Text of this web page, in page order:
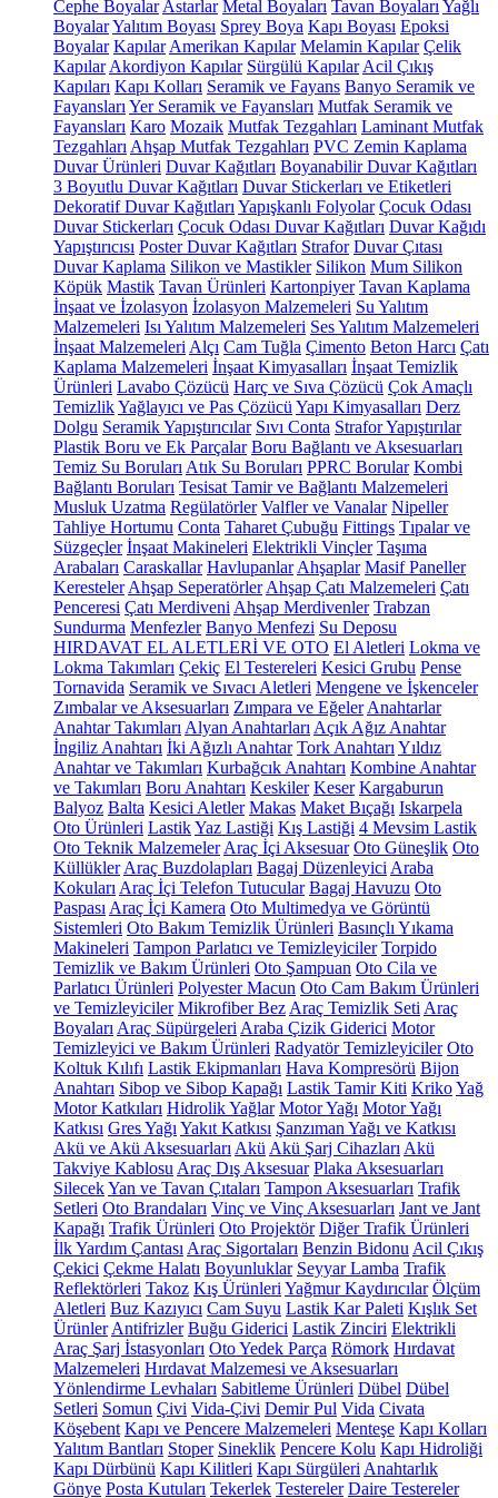
Cephe Boyalar Astarlar Metal Boyaları Tavan Boyaları Yağlı
BoyalarYalıtım Boyası Sprey Boya Kapı Boyası Epoksi
Boyalar Kapılar Amerikan Kapılar Melamin Kapılar Çelik
Kapılar Akordiyon Kapılar Sürgülü Kapılar Acil Çıkış
Kapıları Kapı Kolları Seramik ve Fayans Banyo Seramik ve
Fayansları Yer Seramik ve Fayansları Mutfak Seramik ve
Fayansları Karo Mozaik Mutfak Tezgahları Laminant Mutfak
Tezgahları Ahşap Mutfak Tezgahları PVC Zemin Kaplama
Duvar Ürünleri Duvar Kağıtları Boyanabilir Duvar Kağıtları
3 Boyutlu Duvar Kağıtları Duvar Stickerları ve Etiketleri
Dekoratif Duvar Kağıtları Yapışkanlı Folyolar Çocuk Odası
Duvar Stickerları Çocuk Odası Duvar Kağıtları Duvar Kağıdı
Yapıştırıcısı Poster Duvar Kağıtları Strafor Duvar Çıtası
Duvar Kaplama Silikon ve Mastikler Silikon Mum Silikon
Köpük Mastik Tavan Ürünleri Kartonpiyer Tavan Kaplama
İnşaat ve İzolasyon İzolasyon Malzemeleri Su Yalıtım
Malzemeleri Isı Yalıtım Malzemeleri Ses Yalıtım Malzemeleri
İnşaat Malzemeleri Alçı Cam Tuğla Çimento Beton Harcı Çatı
Kaplama Malzemeleri İnşaat Kimyasalları İnşaat Temizlik
Ürünleri Lavabo Çözücü Harç ve Sıva Çözücü Çok Amaçlı
TemizlikYağlayıcı ve Pas Çözücü Yapı Kimyasalları Derz
Dolgu Seramik Yapıştırıcılar Sıvı Conta Strafor Yapıştırılar
Plastik Boru ve Ek Parçalar Boru Bağlantı ve Aksesuarları
Temiz Su Boruları Atık Su Boruları PPRC Borular Kombi
Bağlantı Boruları Tesisat Tamir ve Bağlantı Malzemeleri
Musluk Uzatma Regülatörler Valfler ve Vanalar Nipeller
Tahliye Hortumu Conta Taharet Çubuğu Fittings Tıpalar ve
Süzgeçler İnşaat Makineleri Elektrikli Vinçler Taşıma
Arabaları Caraskallar Havlupanlar Ahşaplar Masif Paneller
Keresteler Ahşap Seperatörler Ahşap Çatı Malzemeleri Çatı
Penceresi Çatı Merdiveni Ahşap Merdivenler Trabzan
Sundurma Menfezler Banyo Menfezi Su Deposu
HIRDAVAT EL ALETLERİ VE OTO El Aletleri Lokma ve
Lokma Takımları Çekiç El Testereleri Kesici Grubu Pense
Tornavida Seramik ve Sıvacı Aletleri Mengene ve İşkenceler
Zımbalar ve Aksesuarları Zımpara ve Eğeler Anahtarlar
Anahtar Takımları Alyan Anahtarları Açık Ağız Anahtar
İngiliz Anahtarı İki Ağızlı Anahtar Tork Anahtarı Yıldız
Anahtar ve Takımları Kurbağcık Anahtarı Kombine Anahtar
ve Takımları Boru Anahtarı Keskiler Keser Kargaburun
Balyoz Balta Kesici Aletler Makas Maket Bıçağı Iskarpela
Oto Ürünleri LastikYaz Lastiği Kış Lastiği 4 Mevsim Lastik
Oto Teknik Malzemeler Araç İçi Aksesuar Oto Güneşlik Oto
Küllükler Araç Buzdolapları Bagaj Düzenleyici Araba
Kokuları Araç İçi Telefon Tutucular Bagaj Havuzu Oto
Paspası Araç İçi Kamera Oto Multimedya ve Görüntü
Sistemleri Oto Bakım Temizlik Ürünleri Basınçlı Yıkama
Makineleri Tampon Parlatıcı ve Temizleyiciler Torpido
Temizlik ve Bakım Ürünleri Oto Şampuan Oto Cila ve
Parlatıcı Ürünleri Polyester Macun Oto Cam Bakım Ürünleri
ve Temizleyiciler Mikrofiber Bez Araç Temizlik Seti Araç
Boyaları Araç Süpürgeleri Araba Çizik Giderici Motor
Temizleyici ve Bakım Ürünleri Radyatör Temizleyiciler Oto
Koltuk Kılıfı Lastik Ekipmanları Hava Kompresörü Bijon
Anahtarı Sibop ve Sibop Kapağı Lastik Tamir Kiti KrikoYağ
Motor Katkıları Hidrolik Yağlar Motor Yağı Motor Yağı
Katkısı Gres Yağı Yakıt Katkısı Şanzıman Yağı ve Katkısı
Akü ve Akü Aksesuarları Akü Akü Şarj Cihazları Akü
Takviye Kablosu Araç Dış Aksesuar Plaka Aksesuarları
SilecekYan ve Tavan Çıtaları Tampon Aksesuarları Trafik
Setleri Oto Brandaları Vinç ve Vinç Aksesuarları Jant ve Jant
Kapağı Trafik Ürünleri Oto Projektör Diğer Trafik Ürünleri
İlk Yardım Çantası Araç Sigortaları Benzin Bidonu Acil Çıkış
Çekici Çekme Halatı Boyunluklar Seyyar Lamba Trafik
Reflektörleri Takoz Kış Ürünleri Yağmur Kaydırıcılar Ölçüm
Aletleri Buz Kazıyıcı Cam Suyu Lastik Kar Paleti Kışlık Set
Ürünler Antifrizler Buğu Giderici Lastik Zinciri Elektrikli
Araç Şarj İstasyonları Oto Yedek Parça Römork Hırdavat
Malzemeleri Hırdavat Malzemesi ve Aksesuarları
Yönlendirme Levhaları Sabitleme Ürünleri Dübel Dübel
Setleri Somun Çivi Vida-Çivi Demir Pul Vida Civata
Köşebent Kapı ve Pencere Malzemeleri Menteşe Kapı Kolları
Yalıtım Bantları Stoper Sineklik Pencere Kolu Kapı Hidroliği
Kapı Dürbünü Kapı Kilitleri Kapı Sürgüleri Anahtarlık
Gönye Posta Kutuları Tekerlek Testereler Daire Testereler